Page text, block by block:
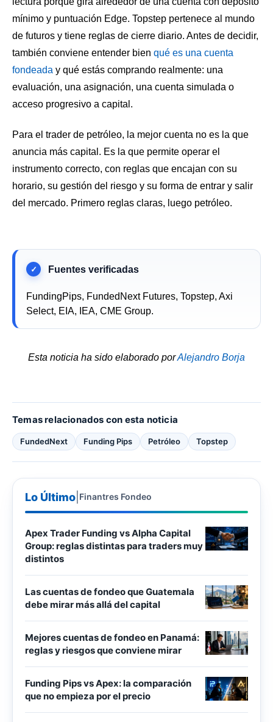
mínimo y puntuación Edge. Topstep pertenece al mundo
de futuros y tiene reglas de cierre diario. Antes de decidir,
también conviene entender bien qué es una cuenta
fondeada y qué estás comprando realmente: una
evaluación, una asignación, una cuenta simulada o
acceso progresivo a capital.
Para el trader de petróleo, la mejor cuenta no es la que
anuncia más capital. Es la que permite operar el
instrumento correcto, con reglas que encajan con su
horario, su gestión del riesgo y su forma de entrar y salir
del mercado. Primero reglas claras, luego petróleo.
FundingPips, FundedNext Futures, Topstep, Axi
Select, EIA, IEA, CME Group.
Esta noticia ha sido elaborado porAlejandro Borja
Temas relacionados con esta noticia
FundedNext Funding Pips Petróleo Topstep
Lo Último Finantres Fondeo
Apex Trader Funding vs Alpha Capital
Group: reglas distintas para traders muy
distintos
Las cuentas de fondeo que Guatemala
debe mirar más allá del capital
Mejores cuentas de fondeo en Panamá:
reglas y riesgos que conviene mirar
Funding Pips vs Apex: la comparación
que no empieza por el precio